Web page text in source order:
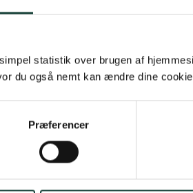
statistik over brugen af
du også nemt kan ændre dine
Præferencer